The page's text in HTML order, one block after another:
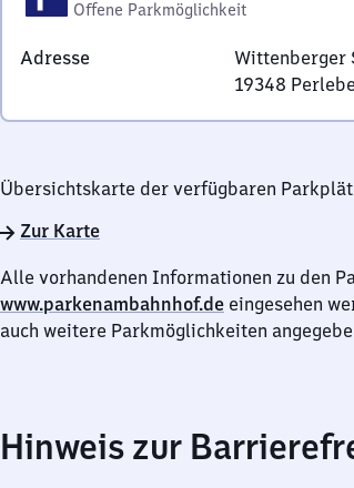
Offene Parkmöglichkeit
Adresse
Wittenberger
19348
1
4
8
Perleberg
Übersichtskarte der verfügbaren
Zur Karte
Alle vorhandenen Informationen zu den
www.parkenambahnhof.de eingesehen
auch weitere Parkmöglichkeiten
Hinweis zur